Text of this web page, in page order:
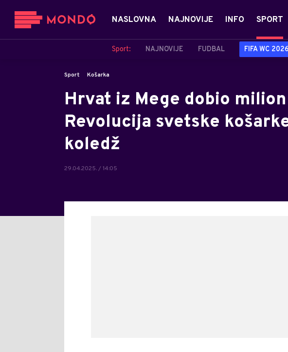
NASLOVNA NAJNOVIJE INFO SPORT
Sport: NAJNOVIJE FUDBAL FIFA WC 2026
Sport Košarka
Hrvat iz Mege dobio
Revolucija svetske
koledž
29.04.2025. / 14:05